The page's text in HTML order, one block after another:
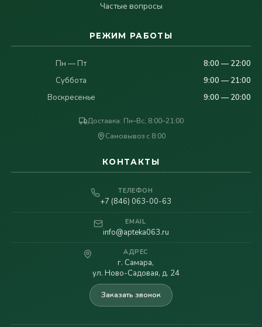
Частые вопросы
РЕЖИМ РАБОТЫ
Пн — Пт
8:00 — 22:00
Суббота
9:00 — 21:00
Воскресенье
9:00 — 20:00
Доставка: Пн–Вс, 8:00–21:00
Самовывоз с 8:00
КОНТАКТЫ
ТЕЛЕФОН
+7 (846) 063-00-63
EMAIL
info@apteka063.ru
АДРЕС
г. Самара,
ул. Ново-Садовая, д. 24
Заказать звонок